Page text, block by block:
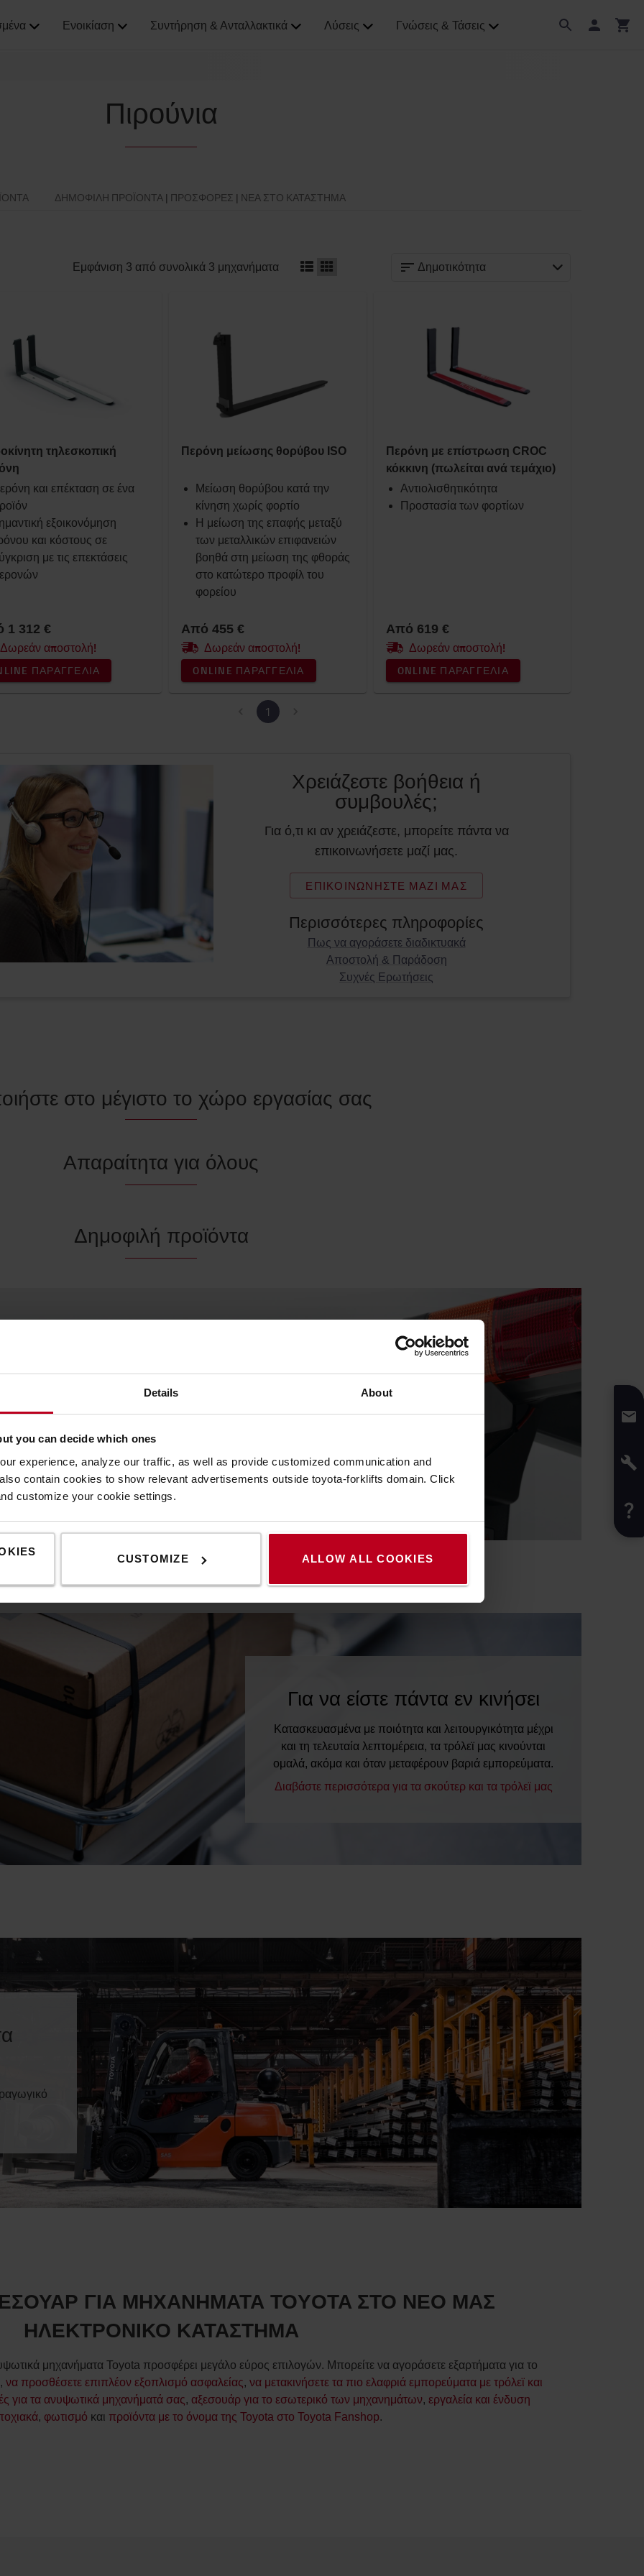
Details About
you can decide which ones
experience, analyze our traffic, as well as provide customized communication and
contain cookies to show relevant advertisements outside toyota-forklifts domain. Click
customize your cookie settings.
CUSTOMIZE ALLOW ALL COOKIES
Ενοικίαση Συντήρηση & Ανταλλακτικά Λύσεις Γνώσεις & Τάσεις
Πιρούνια
ΔΗΜΟΦΙΛΉ ΠΡΟΪΌΝΤΑ | ΠΡΟΣΦΟΡΈΣ | ΝΈΑ ΣΤΟ ΚΑΤΆΣΤΗΜΑ
Εμφάνιση 3 από συνολικά 3 μηχανήματα Δημοτικότητα
τηλεσκοπική
και επέκταση σε ένα
εξοικονόμηση
και κόστους σε
με τις επεκτάσεις
1 312 €
Δωρεάν αποστολή!
ΠΑΡΑΓΓΕΛΊΑ
Περόνη μείωσης θορύβου ISO
Μείωση θορύβου κατά την
κίνηση χωρίς φορτίο
Η μείωση της επαφής μεταξύ
των μεταλλικών επιφανειών
βοηθά στη μείωση της φθοράς
στο κατώτερο προφίλ του
φορείου
Από 455 €
Δωρεάν αποστολή!
ONLINE ΠΑΡΑΓΓΕΛΊΑ
Περόνη με επίστρωση CROC
κόκκινη (πωλείται ανά τεμάχιο)
Αντιολισθητικότητα
Προστασία των φορτίων
Από 619 €
Δωρεάν αποστολή!
ONLINE ΠΑΡΑΓΓΕΛΊΑ
1
Χρειάζεστε βοήθεια ή
συμβουλές;
Για ό,τι κι αν χρειάζεστε, μπορείτε πάντα να
επικοινωνήσετε μαζί μας.
ΕΠΙΚΟΙΝΩΝΉΣΤΕ ΜΑΖΊ ΜΑΣ
Περισσότερες πληροφορίες
Πως να αγοράσετε διαδικτυακά
Αποστολή & Παράδοση
Συχνές Ερωτήσεις
στο μέγιστο το χώρο εργασίας σας
Απαραίτητα για όλους
Δημοφιλή προϊόντα
κάθε
Για να είστε πάντα εν κινήσει
Κατασκευασμένα με ποιότητα και λειτουργικότητα μέχρι
και τη τελευταία λεπτομέρεια, τα τρόλεϊ μας κινούνται
ομαλά, ακόμα και όταν μεταφέρουν βαριά εμπορεύματα.
Διαβάστε περισσότερα για τα σκούτερ και τα τρόλεϊ μας
ΓΙΑ ΜΗΧΑΝΗΜΑΤΑ TOYOTA ΣΤΟ ΝΕΟ ΜΑΣ
ΗΛΕΚΤΡΟΝΙΚΟ ΚΑΤΑΣΤΗΜΑ
μηχανήματα Toyota προσφέρει μεγάλο εύρος επιλογών. Μπορείτε να αγοράσετε εξαρτήματα για το
να προσθέσετε επιπλέον εξοπλισμό ασφαλείας, να μετακινήσετε τα πιο ελαφριά εμπορεύματα με τρόλεϊ και
για τα ανυψωτικά μηχανήματά σας, αξεσουάρ για το εσωτερικό των μηχανημάτων, εργαλεία και ένδυση
, φωτισμό και προϊόντα με το όνομα της Toyota στο Toyota Fanshop.